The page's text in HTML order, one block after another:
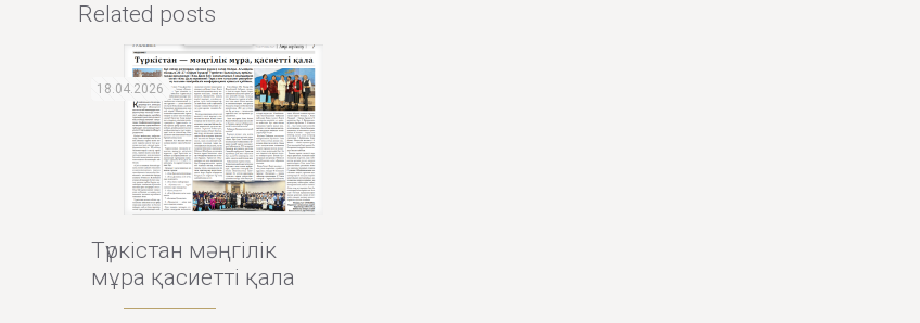
Related posts
18.04.2026
Түркістан мәңгілік
мұра қасиетті қала